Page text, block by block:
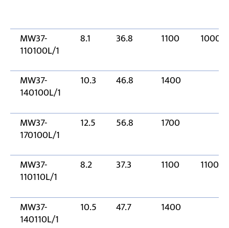
MW37-
110100L/1
8.1 36.8 1100 1000
MW37-
140100L/1
10.3 46.8 1400
MW37-
170100L/1
12.5 56.8 1700
MW37-
110110L/1
8.2 37.3 1100 1100
MW37-
140110L/1
10.5 47.7 1400